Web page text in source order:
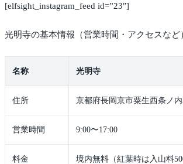
[elfsight_instagram_feed id=”23″]
光明寺の基本情報（営業時間・アクセスなど
名称 光明寺
住所 京都府長岡京市粟生西条ノ
営業時間 9:00〜17:00
料金 境内無料（紅葉時は入山料